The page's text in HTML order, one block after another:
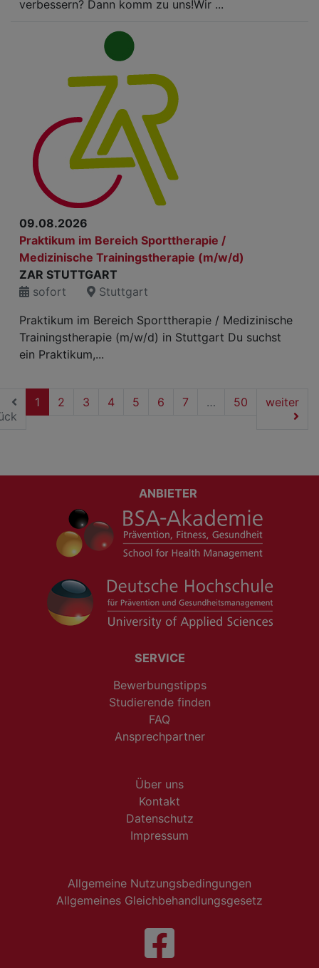
verbessern? Dann komm zu uns!Wir ...
09.08.2026
Praktikum im Bereich Sporttherapie /
Medizinische Trainingstherapie (m/w/d)
ZAR STUTTGART
sofort
Stuttgart
Praktikum im Bereich Sporttherapie / Medizinische
Trainingstherapie (m/w/d) in Stuttgart Du suchst
ein Praktikum,...
1 (current)
2 3 4 5 6 7 … 50 weiter
ANBIETER
SERVICE
Bewerbungstipps
Studierende finden
FAQ
Ansprechpartner
Über uns
Kontakt
Datenschutz
Impressum
Allgemeine Nutzungsbedingungen
Allgemeines Gleichbehandlungsgesetz